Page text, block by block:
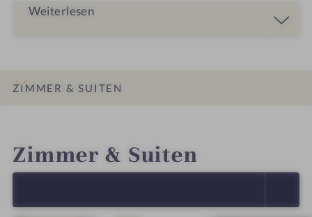
Weiterlesen
ZIMMER & SUITEN
Zimmer & Suiten